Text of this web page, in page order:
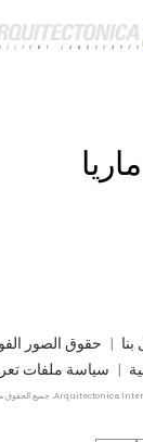
حقوق الصور
سياسة ملفات